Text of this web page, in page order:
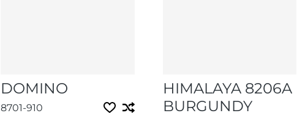
DOMINO
8701-910
HIMALAYA 8206A
BURGUNDY